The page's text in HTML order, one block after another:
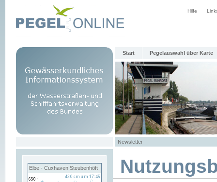
Hilfe
Start Pegelauswahl über Karte
Newsletter
Elbe - Cuxhaven Steubenhöft